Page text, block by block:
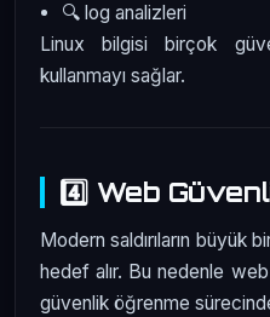
🔍 log analizleri
Linux bilgisi birçok
kullanmayı sağlar.
4️⃣ Web
Modern saldırıların büyük
hedef alır. Bu nedenle
güvenlik öğrenme